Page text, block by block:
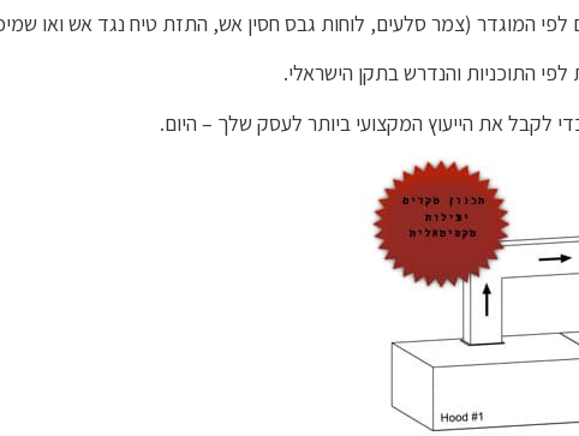
לפי המוגדר (צמר סלעים, לוחות גבס חסין אש, התזת טיח נגד אש ואו
לפי התוכניות והנדרש בתקן הישראלי.
לקבל את הייעוץ המקצועי ביותר לעסק שלך – היום.